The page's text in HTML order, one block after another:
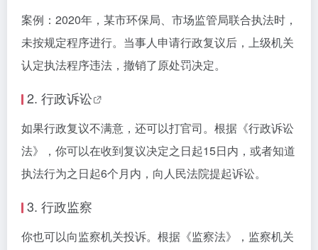
案例：2020年，某市环保局、市场监管局联合执法时，
未按规定程序进行。当事人申请行政复议后，上级机关
认定执法程序违法，撤销了原处罚决定。
2. 行政诉讼
如果行政复议不满意，还可以打官司。根据《行政诉讼
法》，你可以在收到复议决定之日起15日内，或者知道
执法行为之日起6个月内，向人民法院提起诉讼。
3. 行政监察
你也可以向监察机关投诉。根据《监察法》，监察机关